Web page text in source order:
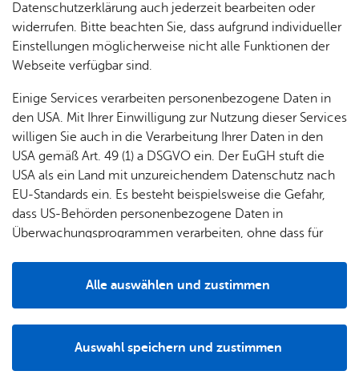
Einsätze und insgesamt 1.998 ehrenamtliche
Einsatzstunden im Jahr 2024 zurück.
(von links) Bür­ger­meis­ter Die­ter Stau­ber, Wer­ner Späth (stell­ver­tre­ten­der
und Hans-Jörg Schrait­le (Lei­ter des Amtes für Bür­ger­ser­vice, Si­cher­heit und
Datenschutzerklärung auch jederzeit bearbeiten oder
widerrufen. Bitte beachten Sie, dass aufgrund individueller
Einstellungen möglicherweise nicht alle Funktionen der
Webseite verfügbar sind.
Einige Services verarbeiten personenbezogene Daten in
den USA. Mit Ihrer Einwilligung zur Nutzung dieser Services
willigen Sie auch in die Verarbeitung Ihrer Daten in den
USA gemäß Art. 49 (1) a DSGVO ein. Der EuGH stuft die
USA als ein Land mit unzureichendem Datenschutz nach
EU-Standards ein. Es besteht beispielsweise die Gefahr,
dass US-Behörden personenbezogene Daten in
Überwachungsprogrammen verarbeiten, ohne dass für
Auswahl speichern und zustimmen
Alle auswählen und zustimmen